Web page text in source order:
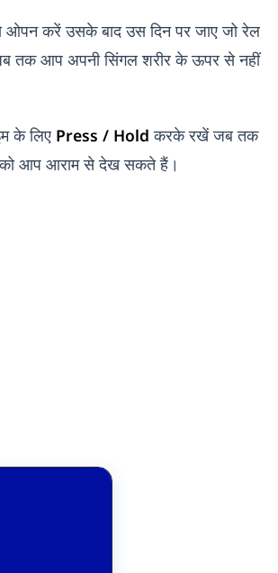
ओपन करें उसके बाद उस दिन पर जाए जो रेल
तक आप अपनी सिंगल शरीर के ऊपर से नहीं
के लिए Press / Hold करके रखें जब तक
आप आराम से देख सकते हैं।